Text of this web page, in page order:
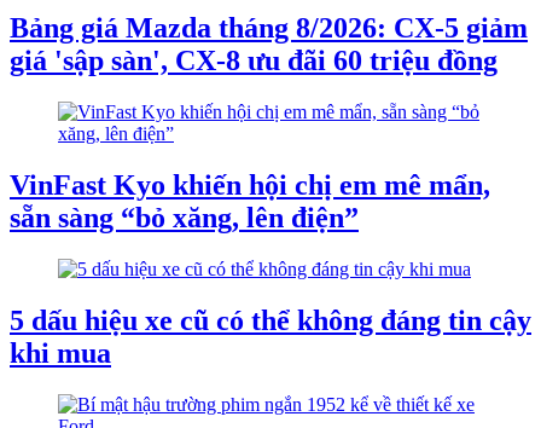
Bảng giá Mazda tháng 8/2026: CX-5 giảm
giá 'sập sàn', CX-8 ưu đãi 60 triệu đồng
VinFast Kyo khiến hội chị em mê mẩn,
sẵn sàng “bỏ xăng, lên điện”
5 dấu hiệu xe cũ có thể không đáng tin cậy
khi mua